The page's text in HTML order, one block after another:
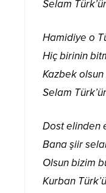
Selam
Hamidiye o
Hiç birinin
Kazbek olsun
Selam
Dost elinden
Bana şiir
Olsun bizim
Kurban